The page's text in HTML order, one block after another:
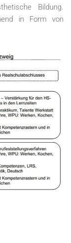
Bildung.
in Form von